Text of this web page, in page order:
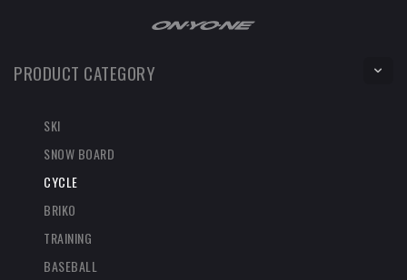
PRODUCT CATEGORY
SKI
SNOW BOARD
CYCLE
BRIKO
TRAINING
BASEBALL